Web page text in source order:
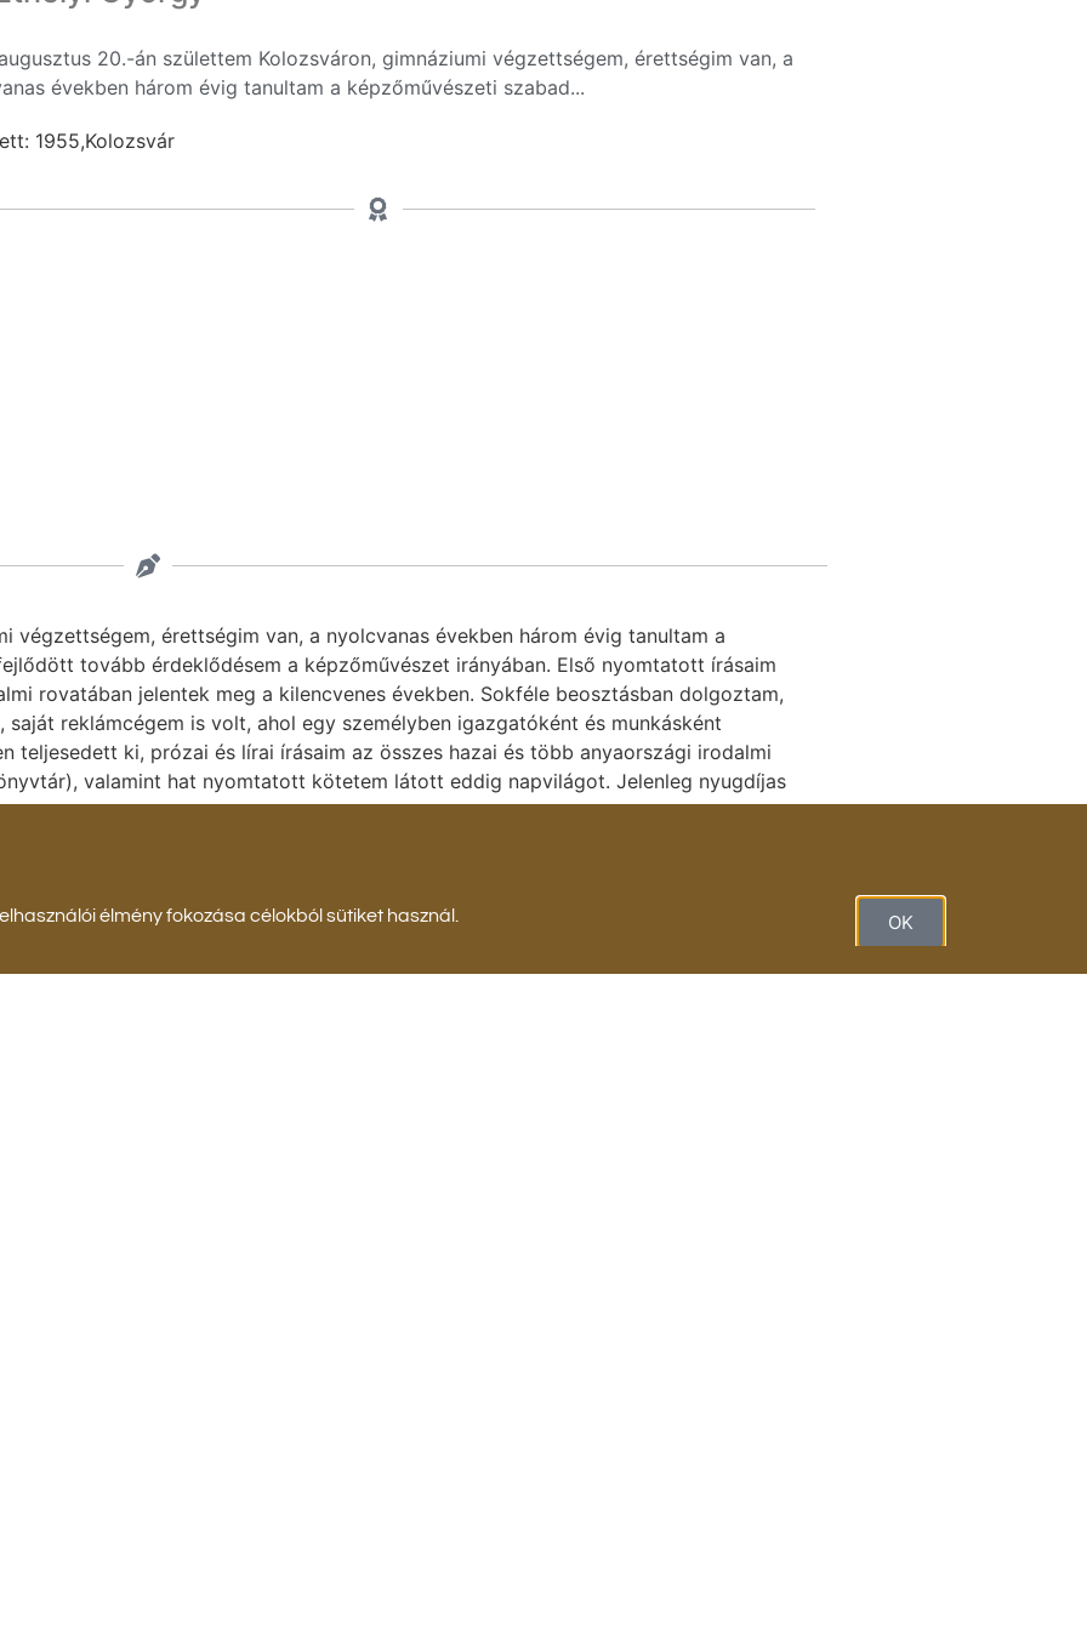
20.-án születtem Kolozsváron, gimnáziumi végzettségem, érettségim van, a
években három évig tanultam a képzőművészeti szabad...
1955,ㅤKolozsvár
végzettségem, érettségim van, a nyolcvanas években három évig tanultam a
tovább érdeklődésem a képzőművészet irányában. Első nyomtatott írásaim
rovatában jelentek meg a kilencvenes években. Sokféle beosztásban dolgoztam,
reklámcégem is volt, ahol egy személyben igazgatóként és munkásként
ki, prózai és lírai írásaim az összes hazai és több anyaországi irodalmi
valamint hat nyomtatott kötetem látott eddig napvilágot. Jelenleg nyugdíjas
élmény fokozása célokból sütiket használ. OK